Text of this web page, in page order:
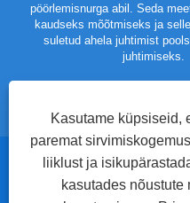
pöörlemisnurga abil. Seda
kaudseks mõõtmiseks ja
suletud ahela juhtimist
juhtimiseks.
Autoriõigus © 2024 Dongguan
Kasutame küpsiseid,
paremat
liiklust ja
kasutades nõustute